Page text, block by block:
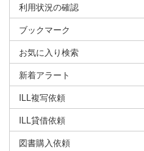
利用状況の確認
ブックマーク
お気に入り検索
新着アラート
ILL複写依頼
ILL貸借依頼
図書購入依頼